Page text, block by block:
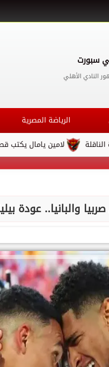
سبورت
النادي الأهلي
الرياضة المصرية
لامين يامال يكتب قصة تألق
والبانيا.. عودة